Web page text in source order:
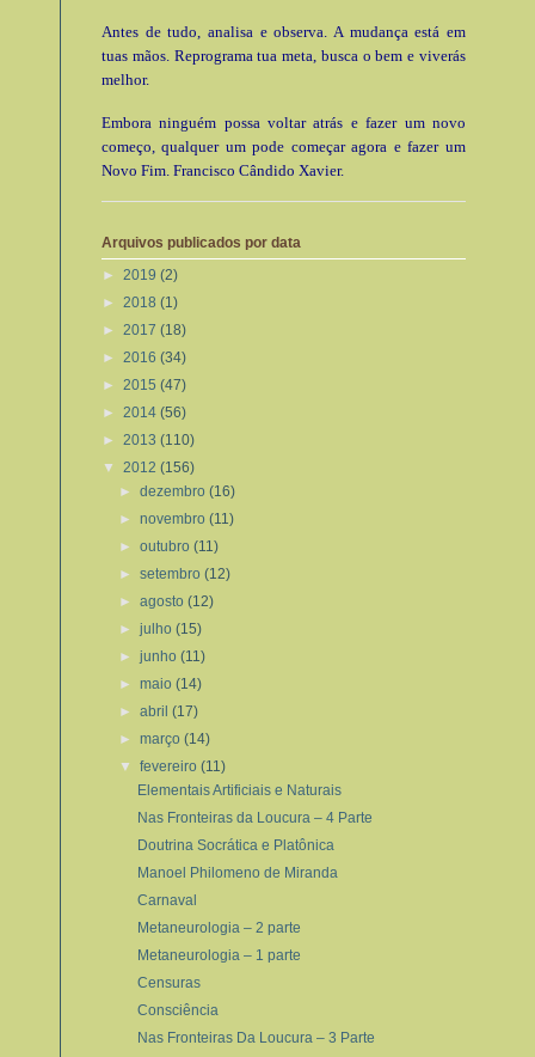
Antes de tudo, analisa e observa. A mudança está em
tuas mãos. Reprograma tua meta, busca o bem e viverás
melhor.
Embora ninguém possa voltar atrás e fazer um novo
começo, qualquer um pode começar agora e fazer um
Novo Fim. Francisco Cândido Xavier.
Arquivos publicados por data
► 2019 (2)
► 2018 (1)
► 2017 (18)
► 2016 (34)
► 2015 (47)
► 2014 (56)
► 2013 (110)
▼ 2012 (156)
►dezembro(16)
►novembro(11)
►outubro(11)
►setembro(12)
►agosto(12)
►julho(15)
►junho(11)
►maio(14)
►abril(17)
►março(14)
▼fevereiro(11)
Elementais Artificiais e Naturais
Nas Fronteiras da Loucura – 4 Parte
Doutrina Socrática e Platônica
Manoel Philomeno de Miranda
Carnaval
Metaneurologia – 2 parte
Metaneurologia – 1 parte
Censuras
Consciência
Nas Fronteiras Da Loucura – 3 Parte